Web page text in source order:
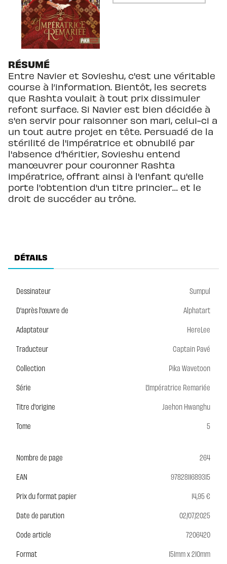
RÉSUMÉ
Entre Navier et Sovieshu, c'est une véritable
course à l’information. Bientôt, les secrets
que Rashta voulait à tout prix dissimuler
refont surface. Si Navier est bien décidée à
s'en servir pour raisonner son mari, celui-ci a
un tout autre projet en tête. Persuadé de la
stérilité de l'impératrice et obnubilé par
l'absence d'héritier, Sovieshu entend
manœuvrer pour couronner Rashta
impératrice, offrant ainsi à l'enfant qu'elle
porte l'obtention d'un titre princier… et le
droit de succéder au trône.
DÉTAILS
Dessinateur
Sumpul
D'après l'œuvre de
Alphatart
Adaptateur
HereLee
Traducteur
Captain Pavé
Collection
Pika Wavetoon
Série
L'Impératrice Remariée
Titre d'origine
Jaehon Hwanghu
Tome
5
Nombre de page
264
EAN
9782811689315
Prix du format papier
14,95 €
Date de parution
02/07/2025
Code article
7206420
Format
151mm x 210mm